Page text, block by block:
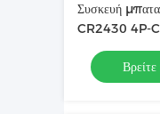
Συσκευή
CR2430 4P-